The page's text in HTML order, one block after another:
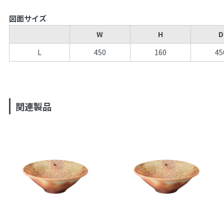
図面サイズ
W H
D
L
450 160
関連製品